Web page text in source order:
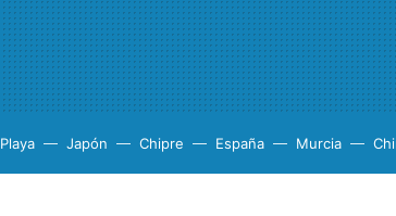
Playa Japón Chipre España Murcia